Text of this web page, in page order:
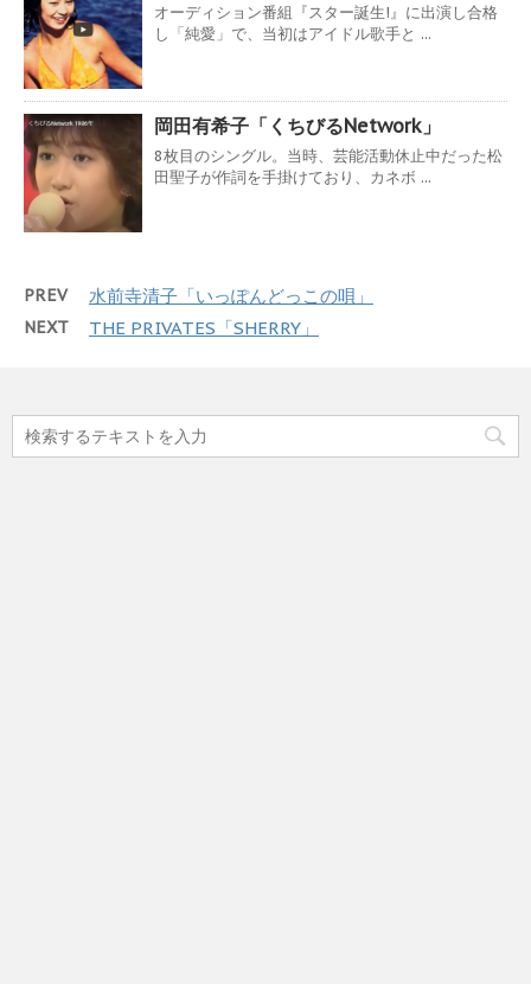
オーディション番組『スター誕生!』に出演し合格
し「純愛」で、当初はアイドル歌手と ...
岡田有希子「くちびるNetwork」
8枚目のシングル。当時、芸能活動休止中だった松
田聖子が作詞を手掛けており、カネボ ...
PREV 水前寺清子「いっぽんどっこの唄」
NEXT THE PRIVATES「SHERRY」